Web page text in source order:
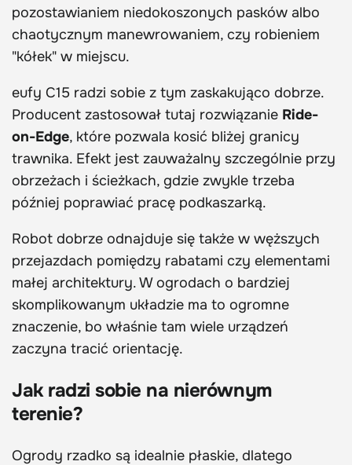
pozostawianiem niedokoszonych pasków albo
chaotycznym manewrowaniem, czy robieniem
"kółek" w miejscu.
eufy C15 radzi sobie z tym zaskakująco dobrze.
Producent zastosował tutaj rozwiązanie Ride-
on-Edge, które pozwala kosić bliżej granicy
trawnika. Efekt jest zauważalny szczególnie przy
obrzeżach i ścieżkach, gdzie zwykle trzeba
później poprawiać pracę podkaszarką.
Robot dobrze odnajduje się także w węższych
przejazdach pomiędzy rabatami czy elementami
małej architektury. W ogrodach o bardziej
skomplikowanym układzie ma to ogromne
znaczenie, bo właśnie tam wiele urządzeń
zaczyna tracić orientację.
Jak radzi sobie na nierównym
terenie?
Ogrody rzadko są idealnie płaskie, dlatego